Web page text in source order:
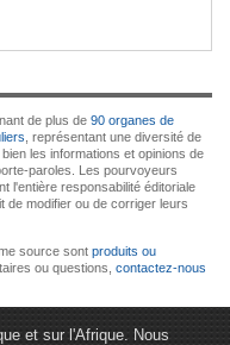
de plus de 90 organes de
, représentant une diversité de
les informations et opinions de
paroles. Les pourvoyeurs
l'entière responsabilité éditoriale
de modifier ou de corriger leurs
source sont produits ou
ou questions, contactez-nous
et sur l'Afrique. Nous